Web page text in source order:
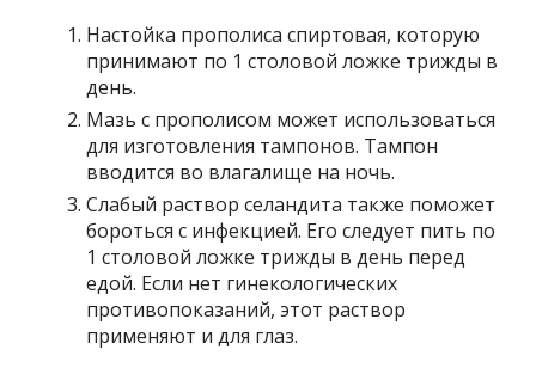
Настойка прополиса спиртовая, которую
принимают по 1 столовой ложке трижды в
день.
Мазь с прополисом может использоваться
для изготовления тампонов. Тампон
вводится во влагалище на ночь.
Слабый раствор селандита также поможет
бороться с инфекцией. Его следует пить по
1 столовой ложке трижды в день перед
едой. Если нет гинекологических
противопоказаний, этот раствор
применяют и для глаз.